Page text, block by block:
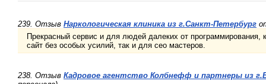
239. Отзыв Наркологическая клиника из г.Санкт-Петербург
Прекрасный сервис и для людей далеких от программирования,
сайт без особых усилий, так и для сео мастеров.
238. Отзыв Кадровое агентство Колбнефф и партнеры из